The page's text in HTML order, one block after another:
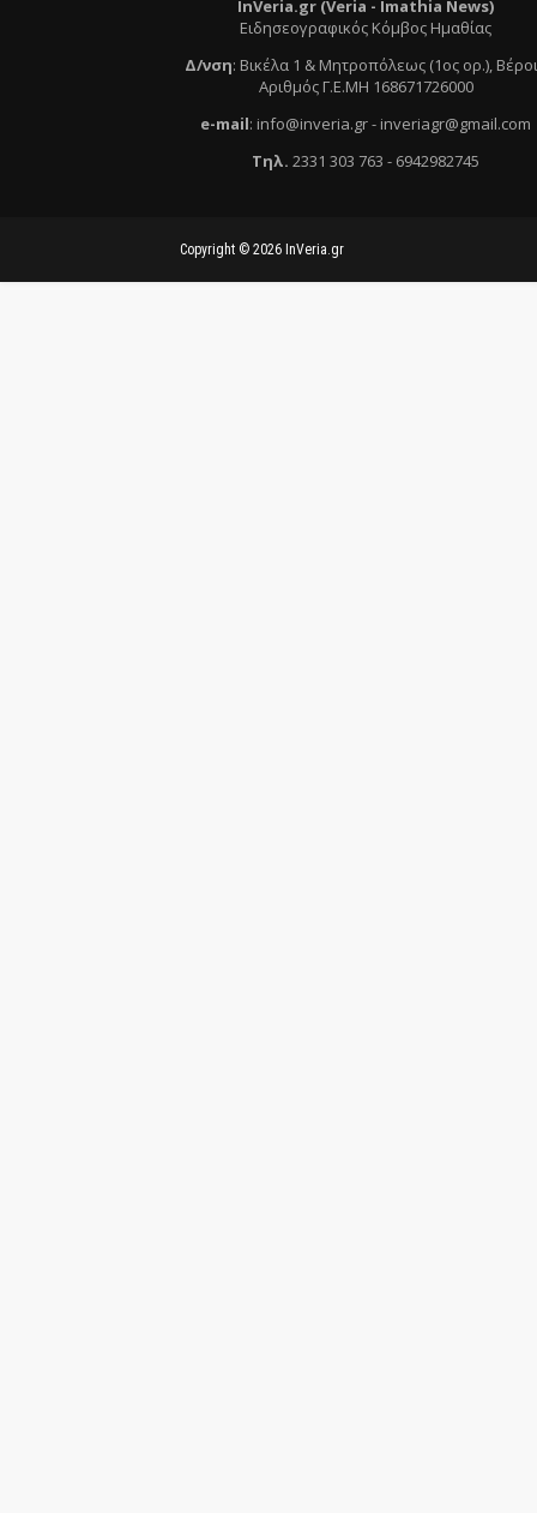
InVeria.gr (Veria - Ιmathia News)
Ειδησεογραφικός Κόμβος Ημαθίας
Δ/νση: Βικέλα 1 & Μητροπόλεως (1ος ορ.),
Αριθμός Γ.Ε.ΜΗ 168671726000
e-mail: info@inveria.gr- inveriagr@gmail.com
Τηλ. 2331 303 763 - 6942982745
Copyright © 2026 InVeria.gr